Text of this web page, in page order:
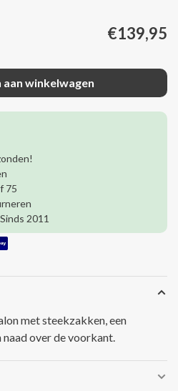
€139,95
aan winkelwagen
75
Sinds 2011
met steekzakken, een
over de voorkant.